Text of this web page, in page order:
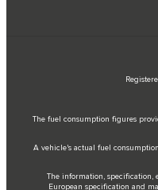
The fuel consumption figures
A vehicle's actual fuel
The information, specification,
European specification and